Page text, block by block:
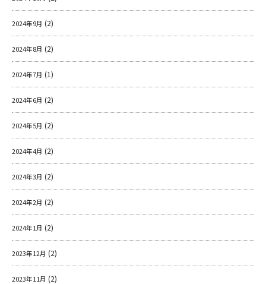
2024年9月 (2)
2024年8月 (2)
2024年7月 (1)
2024年6月 (2)
2024年5月 (2)
2024年4月 (2)
2024年3月 (2)
2024年2月 (2)
2024年1月 (2)
2023年12月 (2)
2023年11月 (2)